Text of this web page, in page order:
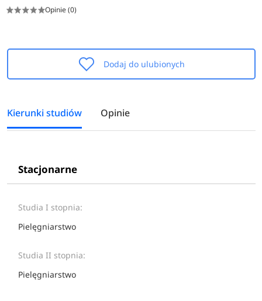
Opinie (0)
Dodaj do ulubionych
Kierunki studiów Opinie
Stacjonarne
Studia I stopnia:
Pielęgniarstwo
Studia II stopnia:
Pielęgniarstwo